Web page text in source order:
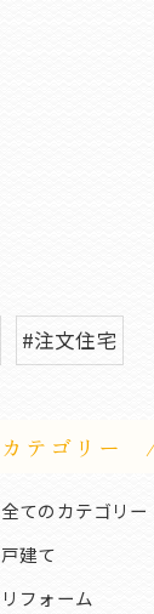
#注文住宅
カテゴリー
全てのカテゴリー
戸建て
リフォーム